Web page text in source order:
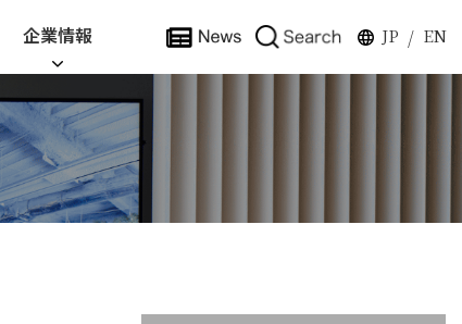
企業情報 JP / EN